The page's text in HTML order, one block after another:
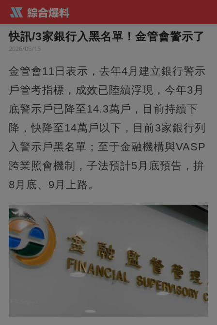
快訊/3家銀行入黑名單！金管會警示了
2026/05/15
金管會11日表示，去年4月建立銀行警示
戶管考指標，成效已陸續浮現，今年3月
底警示戶已降至14.3萬戶，目前持續下
降，快降至14萬戶以下，目前3家銀行列
入警示戶黑名單；至于金融機構與VASP
跨業照會機制，子法預計5月底預告，拚
8月底、9月上路。